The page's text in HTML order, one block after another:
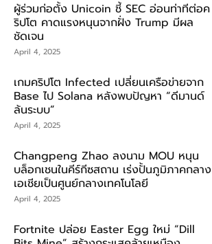
ผู้ร่วมก่อตั้ง Unicoin ชี้ SEC อ่อนท่าทีต่อค
ริปโต คาดแรงหนุนจากฝั่ง Trump มีผล
ชัดเจน
April 4, 2025
เกมคริปโต Infected เปลี่ยนเครือข่ายจาก
Base ไป Solana หลังพบปัญหา “ดีมานด์
ล้นระบบ”
April 4, 2025
Changpeng Zhao ลงนาม MOU หนุน
บล็อกเชนในคีร์กีซสถาน เร่งปั้นภูมิภาคกลาง
เอเชียเป็นศูนย์กลางเทคโนโลยี
April 4, 2025
Fortnite ปล่อย Easter Egg ใหม่ “Dill